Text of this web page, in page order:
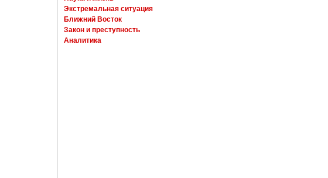
Экстремальная ситуация
Ближний Восток
Закон и преступность
Аналитика